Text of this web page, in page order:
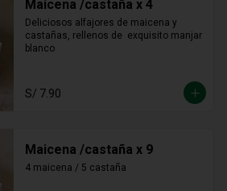
Maicena /castaña x 4
Deliciosos alfajores de maicena y
castañas, rellenos de  exquisito manjar
blanco
S/ 7.90
Maicena /castaña x 9
4 maicena / 5 castaña